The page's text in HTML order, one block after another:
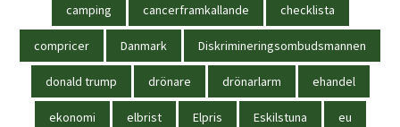
camping cancerframkallande checklista
compricer Danmark Diskrimineringsombudsmannen
donald trump drönare drönarlarm ehandel
ekonomi elbrist Elpris Eskilstuna eu